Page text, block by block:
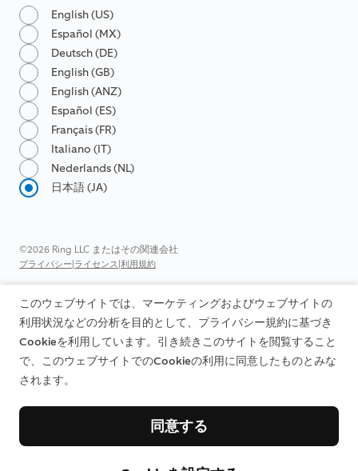
English (US)
Español (MX)
Deutsch (DE)
English (GB)
English (ANZ)
Español (ES)
Français (FR)
Italiano (IT)
Nederlands (NL)
日本語 (JA)
©2026 Ring LLC またはその関連会社
プライバシー|ライセンス|利用規約
このウェブサイトでは、マーケティングおよびウェブサイトの
利用状況などの分析を目的として、プライバシー規約に基づき
Cookieを利用しています。引き続きこのサイトを閲覧すること
で、このウェブサイトでのCookieの利用に同意したものとみな
されます。
同意する